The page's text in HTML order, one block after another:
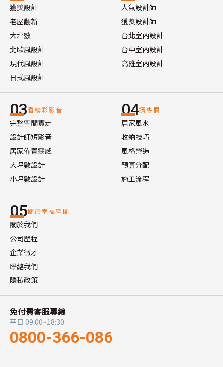
獲獎設計
老屋翻新
大坪數
北歐風設計
現代風設計
日式風設計
人氣設計師
獲獎設計師
台北室內設計
台中室內設計
高雄室內設計
03看精彩影音
完整空間實走
設計師短影音
居家佈置靈感
大坪數設計
小坪數設計
04讀專欄
居家風水
收納技巧
風格營造
預算分配
施工流程
05關於幸福空間
關於我們
公司歷程
企業徵才
聯絡我們
隱私政策
免付費客服專線
平日 09:00~18:30
0800-366-086